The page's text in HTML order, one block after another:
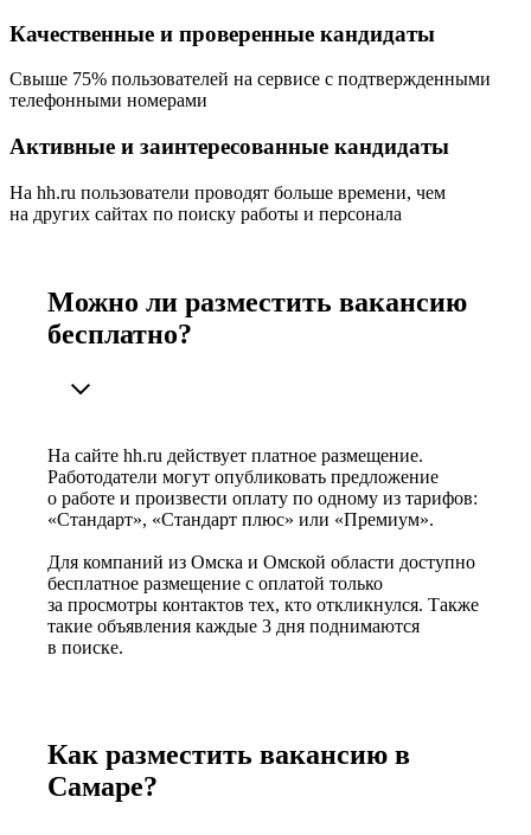
Качественные и проверенные кандидаты
Свыше 75% пользователей на сервисе с подтвержденными
телефонными номерами
Активные и заинтересованные кандидаты
На hh.ru пользователи проводят больше времени, чем
на других сайтах по поиску работы и персонала
Можно ли разместить вакансию
бесплатно?
На сайте hh.ru действует платное размещение.
Работодатели могут опубликовать предложение
о работе и произвести оплату по одному из тарифов:
«Стандарт», «Стандарт плюс» или «Премиум».
Для компаний из Омска и Омской области доступно
бесплатное размещение с оплатой только
за просмотры контактов тех, кто откликнулся. Также
такие объявления каждые 3 дня поднимаются
в поиске.
Как разместить вакансию в
Самаре?